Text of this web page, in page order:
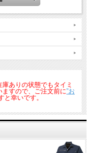
ありの状態でもタイミ
すので、ご注文前に”お
と幸いです。